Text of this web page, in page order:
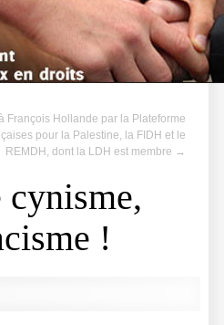
François Hollande par la Plateforme
pour la Palestine, la FIDH et le
REMDH, dont la LDH est membre →
cynisme,
!